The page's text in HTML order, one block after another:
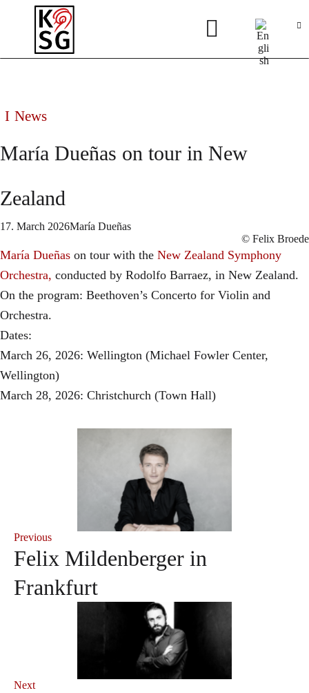
News
María Dueñas on tour in New
Zealand
17. March 2026María Dueñas
© Felix Broede
María Dueñas on tour with the New Zealand Symphony
Orchestra, conducted by Rodolfo Barraez, in New Zealand.
On the program: Beethoven’s Concerto for Violin and
Orchestra.
Dates:
March 26, 2026: Wellington (Michael Fowler Center,
Wellington)
March 28, 2026: Christchurch (Town Hall)
Previous
Felix Mildenberger in
Frankfurt
Next